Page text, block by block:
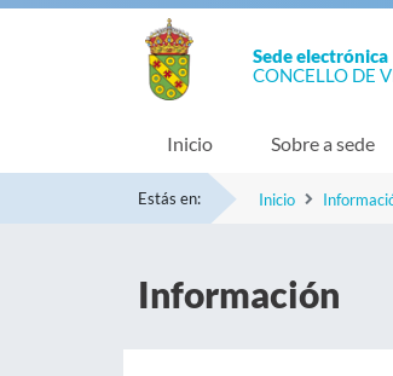
Sede electrónica
CONCELLO DE
Inicio Sobre a sede
Estás en: Inicio
Información